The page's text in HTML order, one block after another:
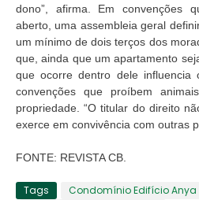
dono”, afirma. Em convenções
aberto, uma assembleia geral
um mínimo de dois terços dos
que, ainda que um apartamento
que ocorre dentro dele
convenções que proíbem
propriedade. “O titular do direito
exerce em convivência com outras
FONTE: REVISTA CB.
Tags Condomínio Edifício Anya